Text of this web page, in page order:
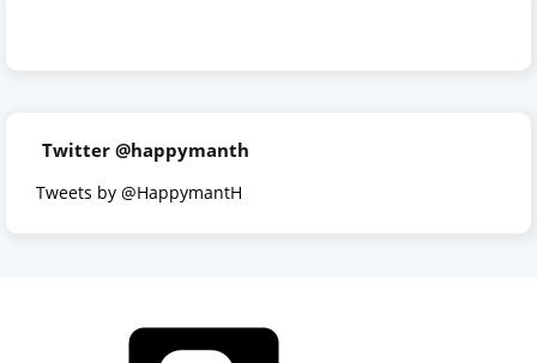
Twitter @happymanth
Tweets by @HappymantH